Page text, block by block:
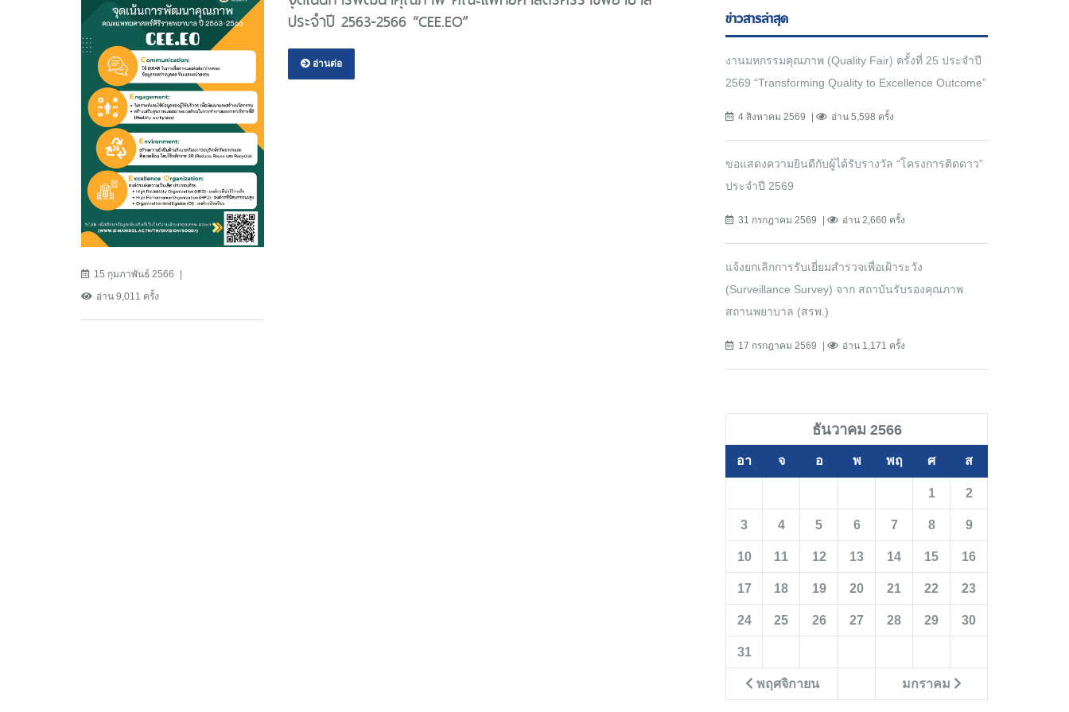
15 กุมภาพันธ์ 2566
อ่าน 9,011 ครั้ง
ประจำปี 2563-2566 “CEE.EO”
อ่านต่อ
ข่าวสารล่าสุด
งานมหกรรมคุณภาพ (Quality Fair) ครั้งที่ 25 ประจำปี
2569 “Transforming Quality to Excellence Outcome”
4 สิงหาคม 2569 อ่าน 5,598 ครั้ง
ขอแสดงความยินดีกับผู้ได้รับรางวัล “โครงการติดดาว”
ประจำปี 2569
31 กรกฎาคม 2569 อ่าน 2,660 ครั้ง
แจ้งยกเลิกการรับเยี่ยมสำรวจเพื่อเฝ้าระวัง
(Surveillance Survey) จาก สถาบันรับรองคุณภาพ
สถานพยาบาล (สรพ.)
17 กรกฎาคม 2569 อ่าน 1,171 ครั้ง
ธันวาคม 2566
อา จ อ พ พฤ ศ ส
พฤศจิกายน มกราคม
1 2
3 4 5 6 7 8 9
10 11 12 13 14 15 16
17 18 19 20 21 22 23
24 25 26 27 28 29 30
31